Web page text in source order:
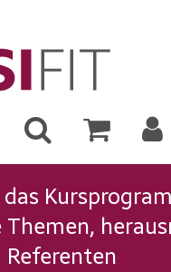
Themen,
Referenten